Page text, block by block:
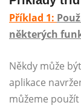
Příklad 1:
některých
Někdy může
aplikace
můžeme